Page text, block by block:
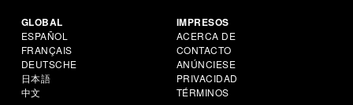
GLOBAL
ESPAÑOL
FRANÇAIS
DEUTSCHE
日本語
中文
IMPRESOS
ACERCA DE
CONTACTO
ANÚNCIESE
PRIVACIDAD
TÉRMINOS